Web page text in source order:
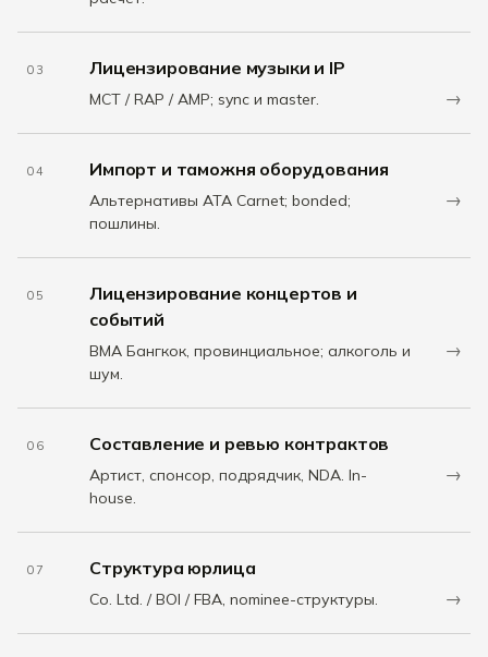
03 Лицензирование музыки и IP
MCT / RAP / AMP; sync и master. →
04 Импорт и таможня оборудования
Альтернативы ATA Carnet; bonded;
пошлины.
→
05
Лицензирование концертов и
событий
BMA Бангкок, провинциальное; алкоголь и
шум.
→
06 Составление и ревью контрактов
Артист, спонсор, подрядчик, NDA. In-
house.
→
07 Структура юрлица
Co. Ltd. / BOI / FBA, nominee-структуры. →